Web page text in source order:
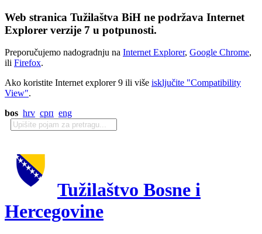
Web stranica Tužilaštva BiH ne podržava Internet
Explorer verzije 7 u potpunosti.
Preporučujemo nadogradnju na Internet Explorer, Google Chrome,
ili Firefox.
Ako koristite Internet explorer 9 ili više isključite "Compatibility
View".
bos hrv срп eng
Tužilaštvo Bosne i
Hercegovine